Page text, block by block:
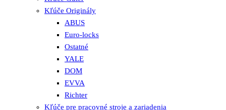
Kľúče Originály
ABUS
Euro-locks
Ostatné
YALE
DOM
EVVA
Richter
Kľúče pre pracovné stroje a zariadenia